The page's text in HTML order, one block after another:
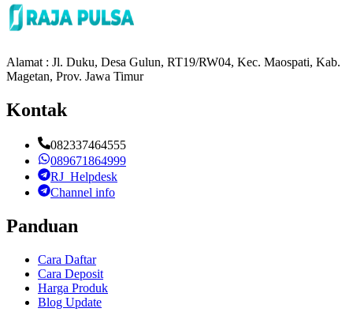
Alamat : Jl. Duku, Desa Gulun, RT19/RW04, Kec. Maospati, Kab.
Magetan, Prov. Jawa Timur
Kontak
082337464555
089671864999
RJ_Helpdesk
Channel info
Panduan
Cara Daftar
Cara Deposit
Harga Produk
Blog Update